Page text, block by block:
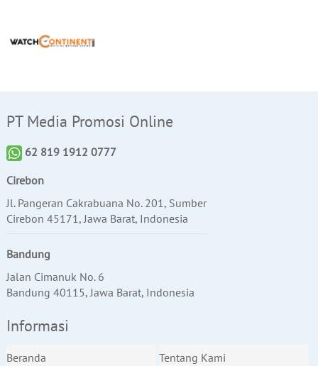
PT Media Promosi Online
62 819 1912 0777
Cirebon
Jl. Pangeran Cakrabuana No. 201, Sumber
Cirebon 45171, Jawa Barat, Indonesia
Bandung
Jalan Cimanuk No. 6
Bandung 40115, Jawa Barat, Indonesia
Informasi
Beranda Tentang Kami